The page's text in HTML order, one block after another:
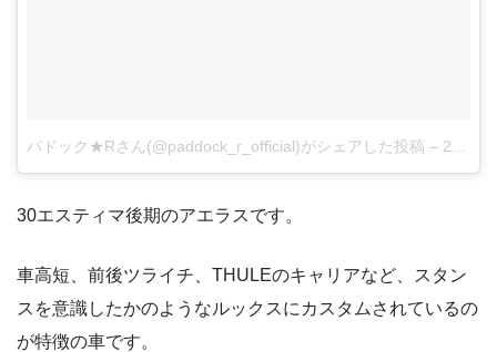
パドック★Rさん(@paddock_r_official)がシェアした投稿 – 2017年 9月月25日午後6時47分PDT
30エスティマ後期のアエラスです。
車高短、前後ツライチ、THULEのキャリアなど、スタン
スを意識したかのようなルックスにカスタムされているの
が特徴の車です。